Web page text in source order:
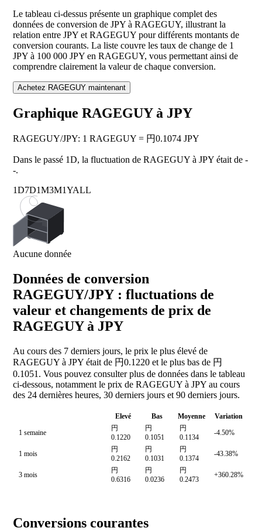
Le tableau ci-dessus présente un graphique complet des
données de conversion de JPY à RAGEGUY, illustrant la
relation entre JPY et RAGEGUY pour différents montants de
conversion courants. La liste couvre les taux de change de 1
JPY à 100 000 JPY en RAGEGUY, vous permettant ainsi de
comprendre clairement la valeur de chaque conversion.
Achetez RAGEGUY maintenant
Graphique RAGEGUY à JPY
RAGEGUY/JPY: 1 RAGEGUY = 円0.1074 JPY
Dans le passé 1D, la fluctuation de RAGEGUY à JPY était de -
-.
1D7D1M3M1YALL
Aucune donnée
Données de conversion
RAGEGUY/JPY : fluctuations de
valeur et changements de prix de
RAGEGUY à JPY
Au cours des 7 derniers jours, le prix le plus élevé de
RAGEGUY à JPY était de 円0.1220 et le plus bas de 円
0.1051. Vous pouvez consulter plus de données dans le tableau
ci-dessous, notamment le prix de RAGEGUY à JPY au cours
des 24 dernières heures, 30 derniers jours et 90 derniers jours.
Elevé Bas Moyenne
Variation
1 semaine
円
0.1220
円
0.1051
円
0.1134
-4.50%
1 mois
円
0.2162
円
0.1031
円
0.1374
-43.38%
3 mois
円
0.6316
円
0.0236
円
0.2473
+360.28%
Conversions courantes